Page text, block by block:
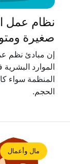
نظام عمل
صغيرة
إن مبادئ نظم
الموارد
المنظمة سواء
الحجم.
مال وأعمال